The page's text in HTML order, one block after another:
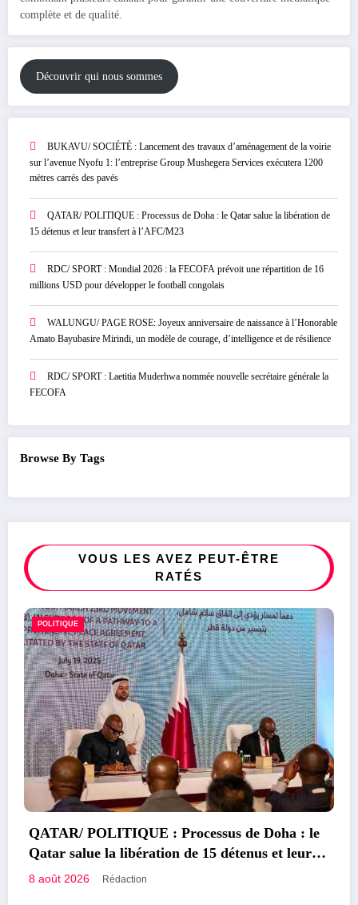
complète et de qualité.
Découvrir qui nous sommes
BUKAVU/ SOCIÉTÉ : Lancement des travaux d’aménagement de la voirie
sur l’avenue Nyofu 1: l’entreprise Group Mushegera Services exécutera 1200
mètres carrés des pavés
QATAR/ POLITIQUE : Processus de Doha : le Qatar salue la libération de
15 détenus et leur transfert à l’AFC/M23
RDC/ SPORT : Mondial 2026 : la FECOFA prévoit une répartition de 16
millions USD pour développer le football congolais
WALUNGU/ PAGE ROSE: Joyeux anniversaire de naissance à l’Honorable
Amato Bayubasire Mirindi, un modèle de courage, d’intelligence et de résilience
RDC/ SPORT : Laetitia Muderhwa nommée nouvelle secrétaire générale la
FECOFA
Browse By Tags
VOUS LES AVEZ PEUT-ÊTRE
RATÉS
: le
leur
SPORT
RDC/ SPORT : Mondial 2026 : la
prévoit une répartition de 16 millions
développer le football congolais
8 août 2026 Rédaction
Congolais fièrement